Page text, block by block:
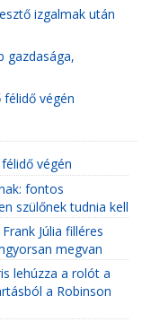
izgalmak után
gazdasága,
végén
végén
fontos
szülőnek tudnia kell
Júlia filléres
megvan
lehúzza a rolót a
a Robinson